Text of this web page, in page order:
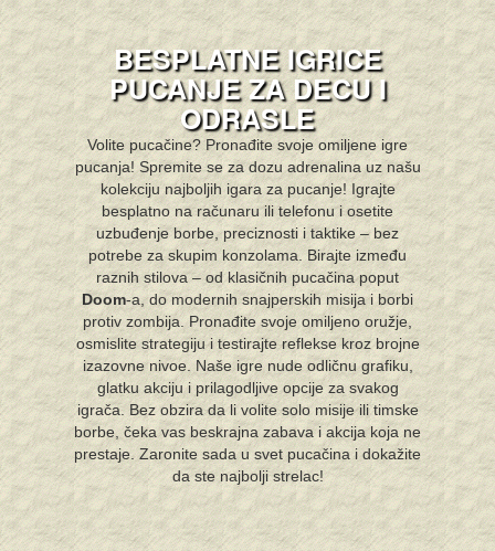
BESPLATNE IGRICE
PUCANJE ZA DECU I
ODRASLE
Volite pucačine? Pronađite svoje omiljene igre
pucanja! Spremite se za dozu adrenalina uz našu
kolekciju najboljih igara za pucanje! Igrajte
besplatno na računaru ili telefonu i osetite
uzbuđenje borbe, preciznosti i taktike – bez
potrebe za skupim konzolama. Birajte između
raznih stilova – od klasičnih pucačina poput
Doom-a, do modernih snajperskih misija i borbi
protiv zombija. Pronađite svoje omiljeno oružje,
osmislite strategiju i testirajte reflekse kroz brojne
izazovne nivoe. Naše igre nude odličnu grafiku,
glatku akciju i prilagodljive opcije za svakog
igrača. Bez obzira da li volite solo misije ili timske
borbe, čeka vas beskrajna zabava i akcija koja ne
prestaje. Zaronite sada u svet pucačina i dokažite
da ste najbolji strelac!